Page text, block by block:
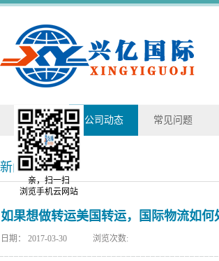
兴亿动态 公司动态 常见问题
新闻详情
如果想做转运美国转运，国际物流如
日期： 2017-03-30 浏览次数:
亲，扫一扫
浏览手机云网站